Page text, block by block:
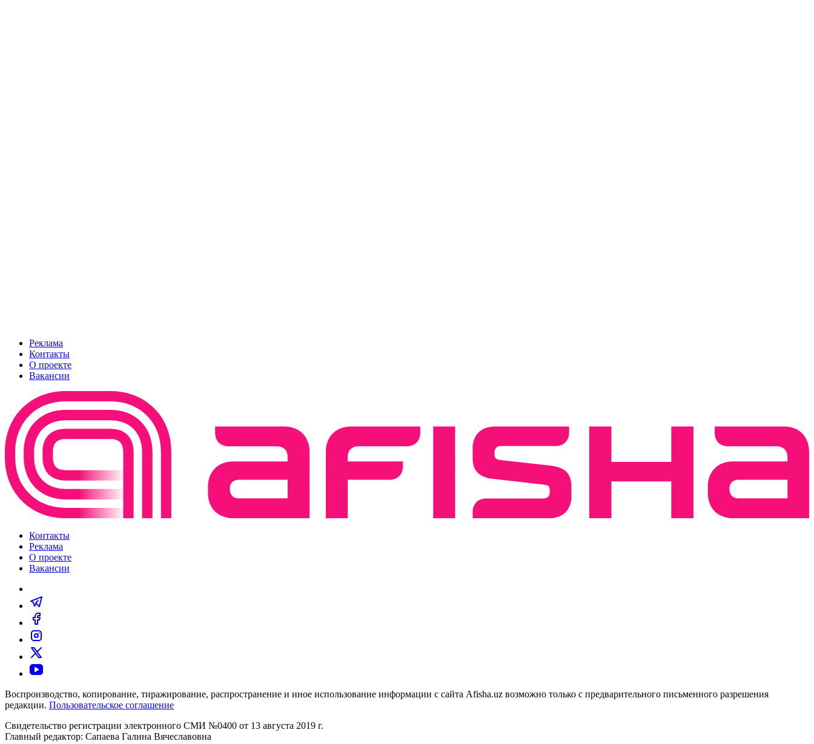
Реклама
Контакты
О проекте
Вакансии
Контакты
Реклама
О проекте
Вакансии
Воспроизводство, копирование, тиражирование, распространение и иное использование информации с сайта Afisha.uz возможно только с предварительного письменного разрешения
редакции. Пользовательское соглашение
Свидетельство регистрации электронного СМИ №0400 от 13 августа 2019 г.
Главный редактор: Сапаева Галина Вячеславовна